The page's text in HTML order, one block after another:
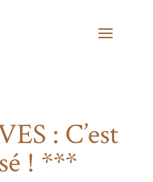
: C’est
! ***